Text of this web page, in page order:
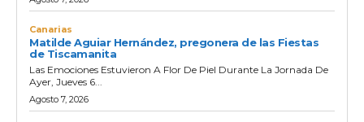
Canarias
Matilde Aguiar Hernández, pregonera de las Fiestas
de Tiscamanita
Las Emociones Estuvieron A Flor De Piel Durante La Jornada De
Ayer, Jueves 6...
Agosto 7, 2026